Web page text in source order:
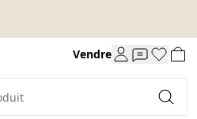
Vendre